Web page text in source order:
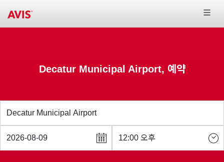
Decatur Municipal Airport, 예약